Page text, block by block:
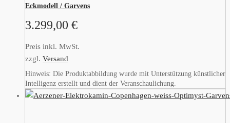
Eckmodell / Garvens
3.299,00 €
Preis inkl. MwSt.
zzgl. Versand
Hinweis: Die Produktabbildung wurde mit Unterstützung künstlicher
Intelligenz erstellt und dient der Veranschaulichung.